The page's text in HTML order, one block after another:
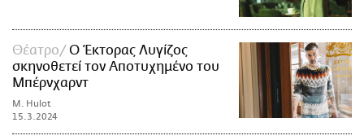
Θέατρο
Ο Έκτορας Λυγίζος
σκηνοθετεί τον Αποτυχημένο του
Μπέρνχαρντ
M. Hulot
15.3.2024